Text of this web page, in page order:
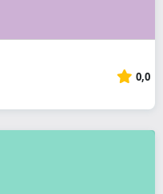
0,0